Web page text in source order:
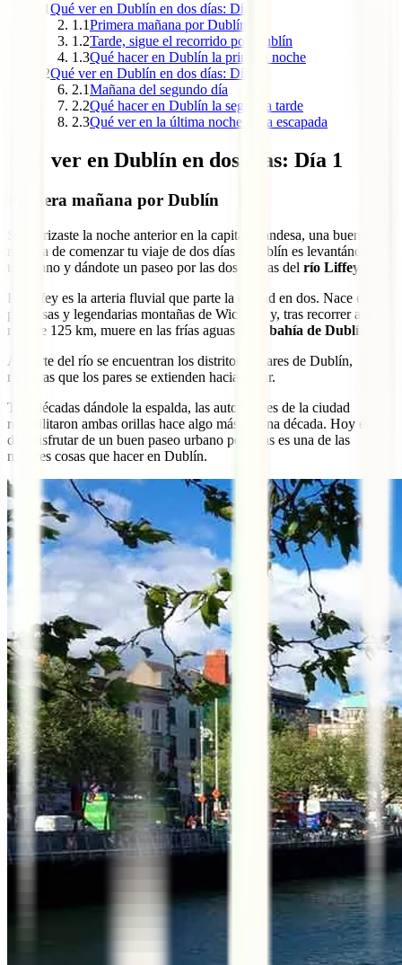
1Qué ver en Dublín en dos días: Día 1
1.1Primera mañana por Dublín
1.2Tarde, sigue el recorrido por Dublín
1.3Qué hacer en Dublín la primera noche
2Qué ver en Dublín en dos días: Día 2
2.1Mañana del segundo día
2.2Qué hacer en Dublín la segunda tarde
2.3Qué ver en la última noche de la escapada
Qué ver en Dublín en dos días: Día 1
Primera mañana por Dublín
Si aterrizaste la noche anterior en la capital irlandesa, una buenísima
manera de comenzar tu viaje de dos días a Dublín es levantándote
temprano y dándote un paseo por las dos riberas del río Liffey
El Liffey es la arteria fluvial que parte la ciudad en dos. Nace en las
preciosas y legendarias montañas de Wicklow y, tras recorrer algo
más de 125 km, muere en las frías aguas de la bahía de Dublín
Al norte del río se encuentran los distritos impares de Dublín,
mientras que los pares se extienden hacia el sur.
Tras décadas dándole la espalda, las autoridades de la ciudad
rehabilitaron ambas orillas hace algo más de una década. Hoy en
día, disfrutar de un buen paseo urbano por ellas es una de las
mejores cosas que hacer en Dublín.